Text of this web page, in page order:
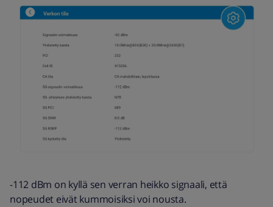
-112 dBm on kyllä sen verran heikko signaali, että
nopeudet eivät kummoisiksi voi nousta.